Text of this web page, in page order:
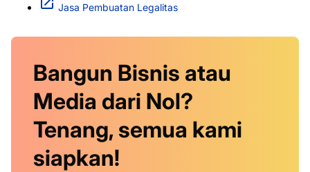
Jasa Pembuatan Legalitas
Bangun Bisnis atau
Media dari Nol?
Tenang, semua kami
siapkan!